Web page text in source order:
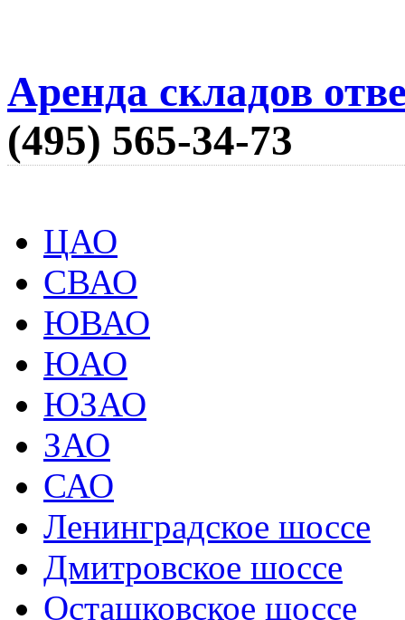
Аренда складов
(495) 565-34-73
ЦАО
СВАО
ЮВАО
ЮАО
ЮЗАО
ЗАО
САО
Ленинградское шоссе
Дмитровское шоссе
Осташковское шоссе